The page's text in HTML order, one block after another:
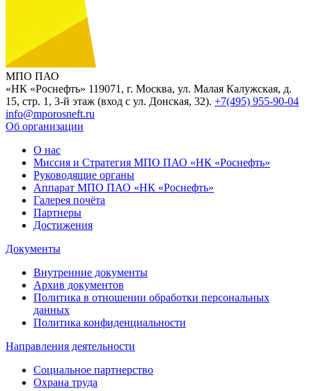
МПО ПАО
«НК «Роснефть» 119071, г. Москва, ул. Малая Калужская, д.
15, стр. 1, 3-й этаж (вход с ул. Донская, 32). +7(495) 955-90-04
info@mporosneft.ru
Об организации
О нас
Миссия и Стратегия МПО ПАО «НК «Роснефть»
Руководящие органы
Аппарат МПО ПАО «НК «Роснефть»
Галерея почёта
Партнеры
Достижения
Документы
Внутренние документы
Архив документов
Политика в отношении обработки персональных
данных
Политика конфиденциальности
Направления деятельности
Социальное партнерство
Охрана труда